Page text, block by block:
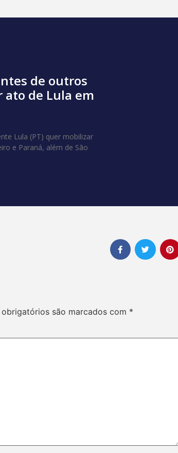
de outros
ato de Lula em
Lula (PT) quer mobilizar
e Paraná, além de São
obrigatórios são marcados com *